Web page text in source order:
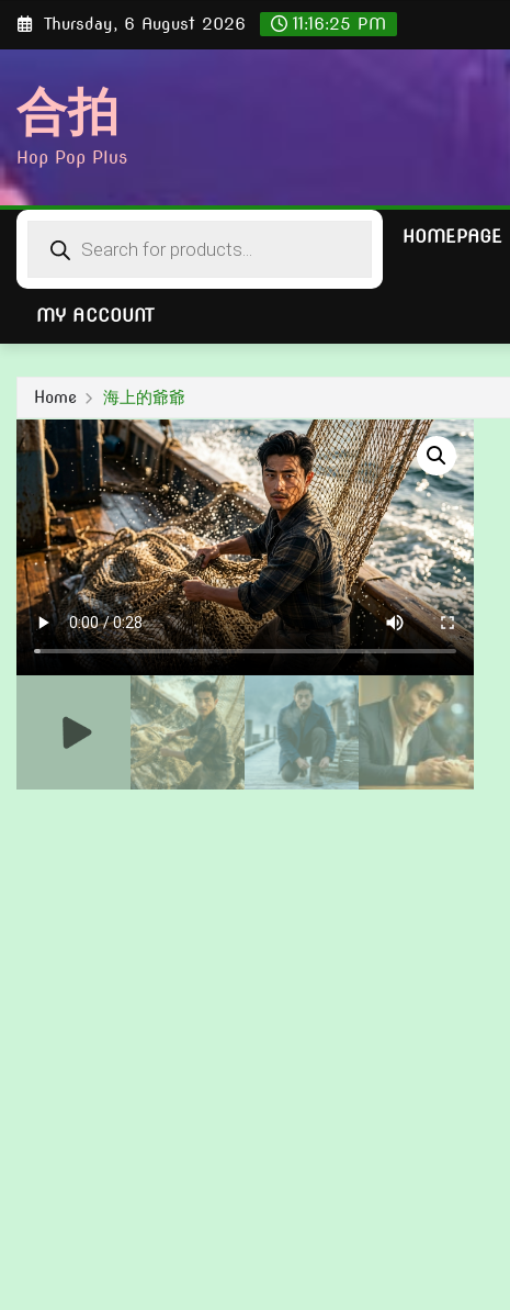
Skip
Thursday, 6 August 2026 11:16:27 PM
合拍
Hop Pop Plus
search
HOMEPAGE
MY ACCOUNT
Home 海上的爺爺